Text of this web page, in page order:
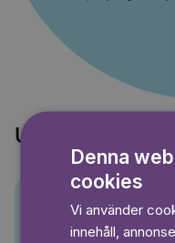
Upptäck också
Denna
cookies
Vi använder
innehåll,